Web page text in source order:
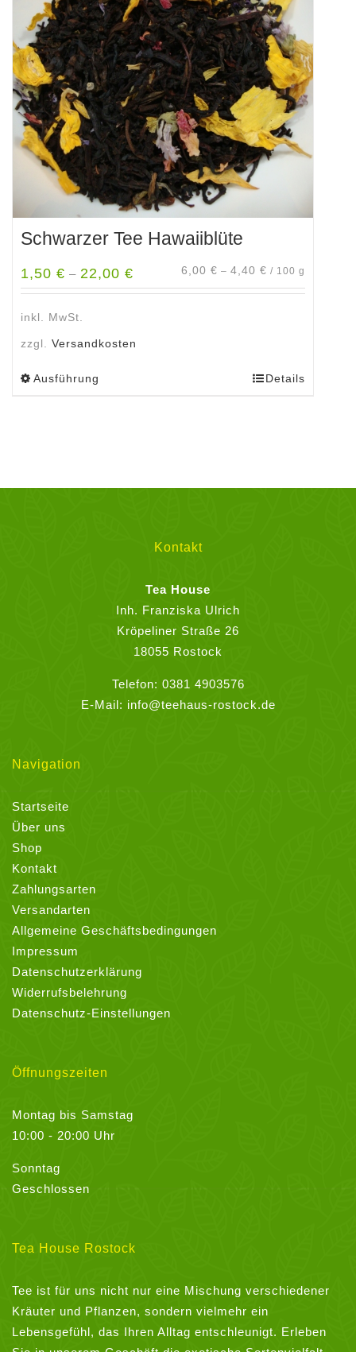
Schwarzer Tee Hawaiiblüte
1,50 € – 22,00 € 6,00 € – 4,40 € / 100 g
inkl. MwSt.
zzgl. Versandkosten
Ausführung
Produktseite
gewählt
werden
Details
Kontakt
Tea House
Inh. Franziska Ulrich
Kröpeliner Straße 26
18055 Rostock
Telefon: 0381 4903576
E-Mail: info@teehaus-rostock.de
Navigation
Startseite
Über uns
Shop
Kontakt
Zahlungsarten
Versandarten
Allgemeine Geschäftsbedingungen
Impressum
Datenschutzerklärung
Widerrufsbelehrung
Datenschutz-Einstellungen
Öffnungszeiten
Montag bis Samstag
10:00 - 20:00 Uhr
Sonntag
Geschlossen
Tea House Rostock
Tee ist für uns nicht nur eine Mischung verschiedener
Kräuter und Pflanzen, sondern vielmehr ein
Lebensgefühl, das Ihren Alltag entschleunigt. Erleben